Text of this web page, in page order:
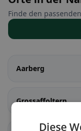
Finde den
Aarberg
Grossaffoltern
Diese